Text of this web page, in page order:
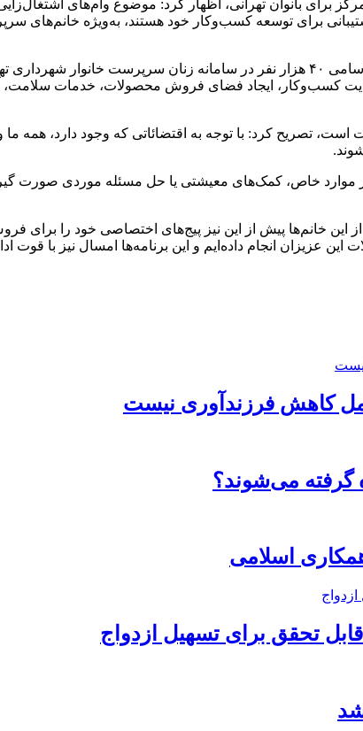
برای بانوان تهرانی، اظهار کرد: موضوع وام‌های
برای توسعه کسب‌وکار خود هستند، به‌ویژه خانم‌های
وی با اشاره به جمعیت تحت پوشش این مرکز، افزود: در حال حاضر حدود اسامی ۴۰ هزار
کسب‌وکار، ایجاد فضای فروش محصولات، خدمات
است، تصریح کرد: با توجه به اقتضائاتی که وجود دارد،
موارد خاص، کمک‌های معیشتی یا حل مسئله موردی صورت
خانم‌ها پیش از این نیز پیج‌های اختصاصی خود را برای
عزیزان انجام داده‌ایم و این برنامه‌ها امسال نیز با قوت
کاهش فرزندآوری نیست
گرفته می‌شوند؟
اسلامی
تحقق برای تسهیل ازدواج
شد